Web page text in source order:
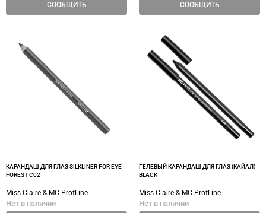
СООБЩИТЬ СООБЩИТЬ
КАРАНДАШ ДЛЯ ГЛАЗ SILKLINER FOR EYE
FOREST C02
Miss Claire & MC ProfLine
Нет в наличии
ГЕЛЕВЫЙ КАРАНДАШ ДЛЯ ГЛАЗ (КАЙАЛ)
BLACK
Miss Claire & MC ProfLine
Нет в наличии